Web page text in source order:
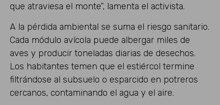
que atraviesa el monte”, lamenta el activista.
A la pérdida ambiental se suma el riesgo sanitario.
Cada módulo avícola puede albergar miles de
aves y producir toneladas diarias de desechos.
Los habitantes temen que el estiércol termine
filtrándose al subsuelo o esparcido en potreros
cercanos, contaminando el agua y el aire.